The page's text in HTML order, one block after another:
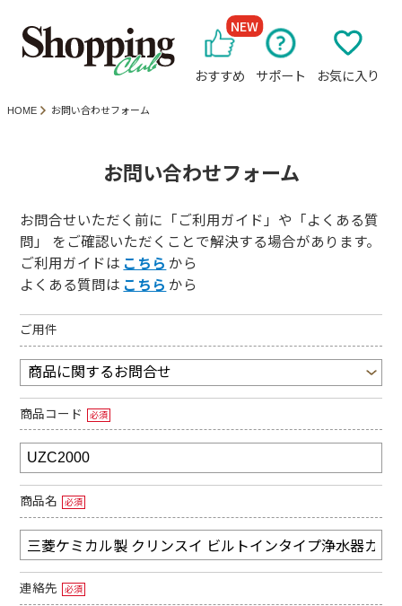
おすすめ
NEW
サポート お気に入り
HOME お問い合わせフォーム
お問い合わせフォーム
お問合せいただく前に「ご利用ガイド」や「よくある質
問」 をご確認いただくことで解決する場合があります。
ご利用ガイドは こちら から
よくある質問は こちら から
ご用件
商品コード 必須
商品名 必須
連絡先 必須